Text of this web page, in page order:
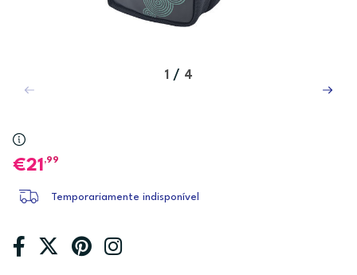
1 / 4
21 ,99
Temporariamente indisponível